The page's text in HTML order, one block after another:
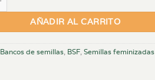
AÑADIR AL CARRITO
Bancos de semillas BSF Semillas feminizadas